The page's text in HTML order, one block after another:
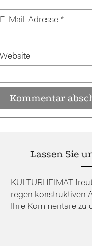
E-Mail-Adresse *
Website
Lassen Sie
KULTURHEIMAT
regen konstruktiven
Ihre Kommentare zu